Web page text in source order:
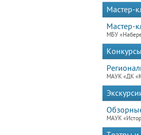
Мастер-
Мастер-
МБУ
МАУК «ДК
МАУК